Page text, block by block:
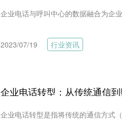
企业电话与呼叫中心的数据融合为企
2023/07/19 行业资讯
企业电话转型：从传统通信
企业电话转型是指将传统的通信方式